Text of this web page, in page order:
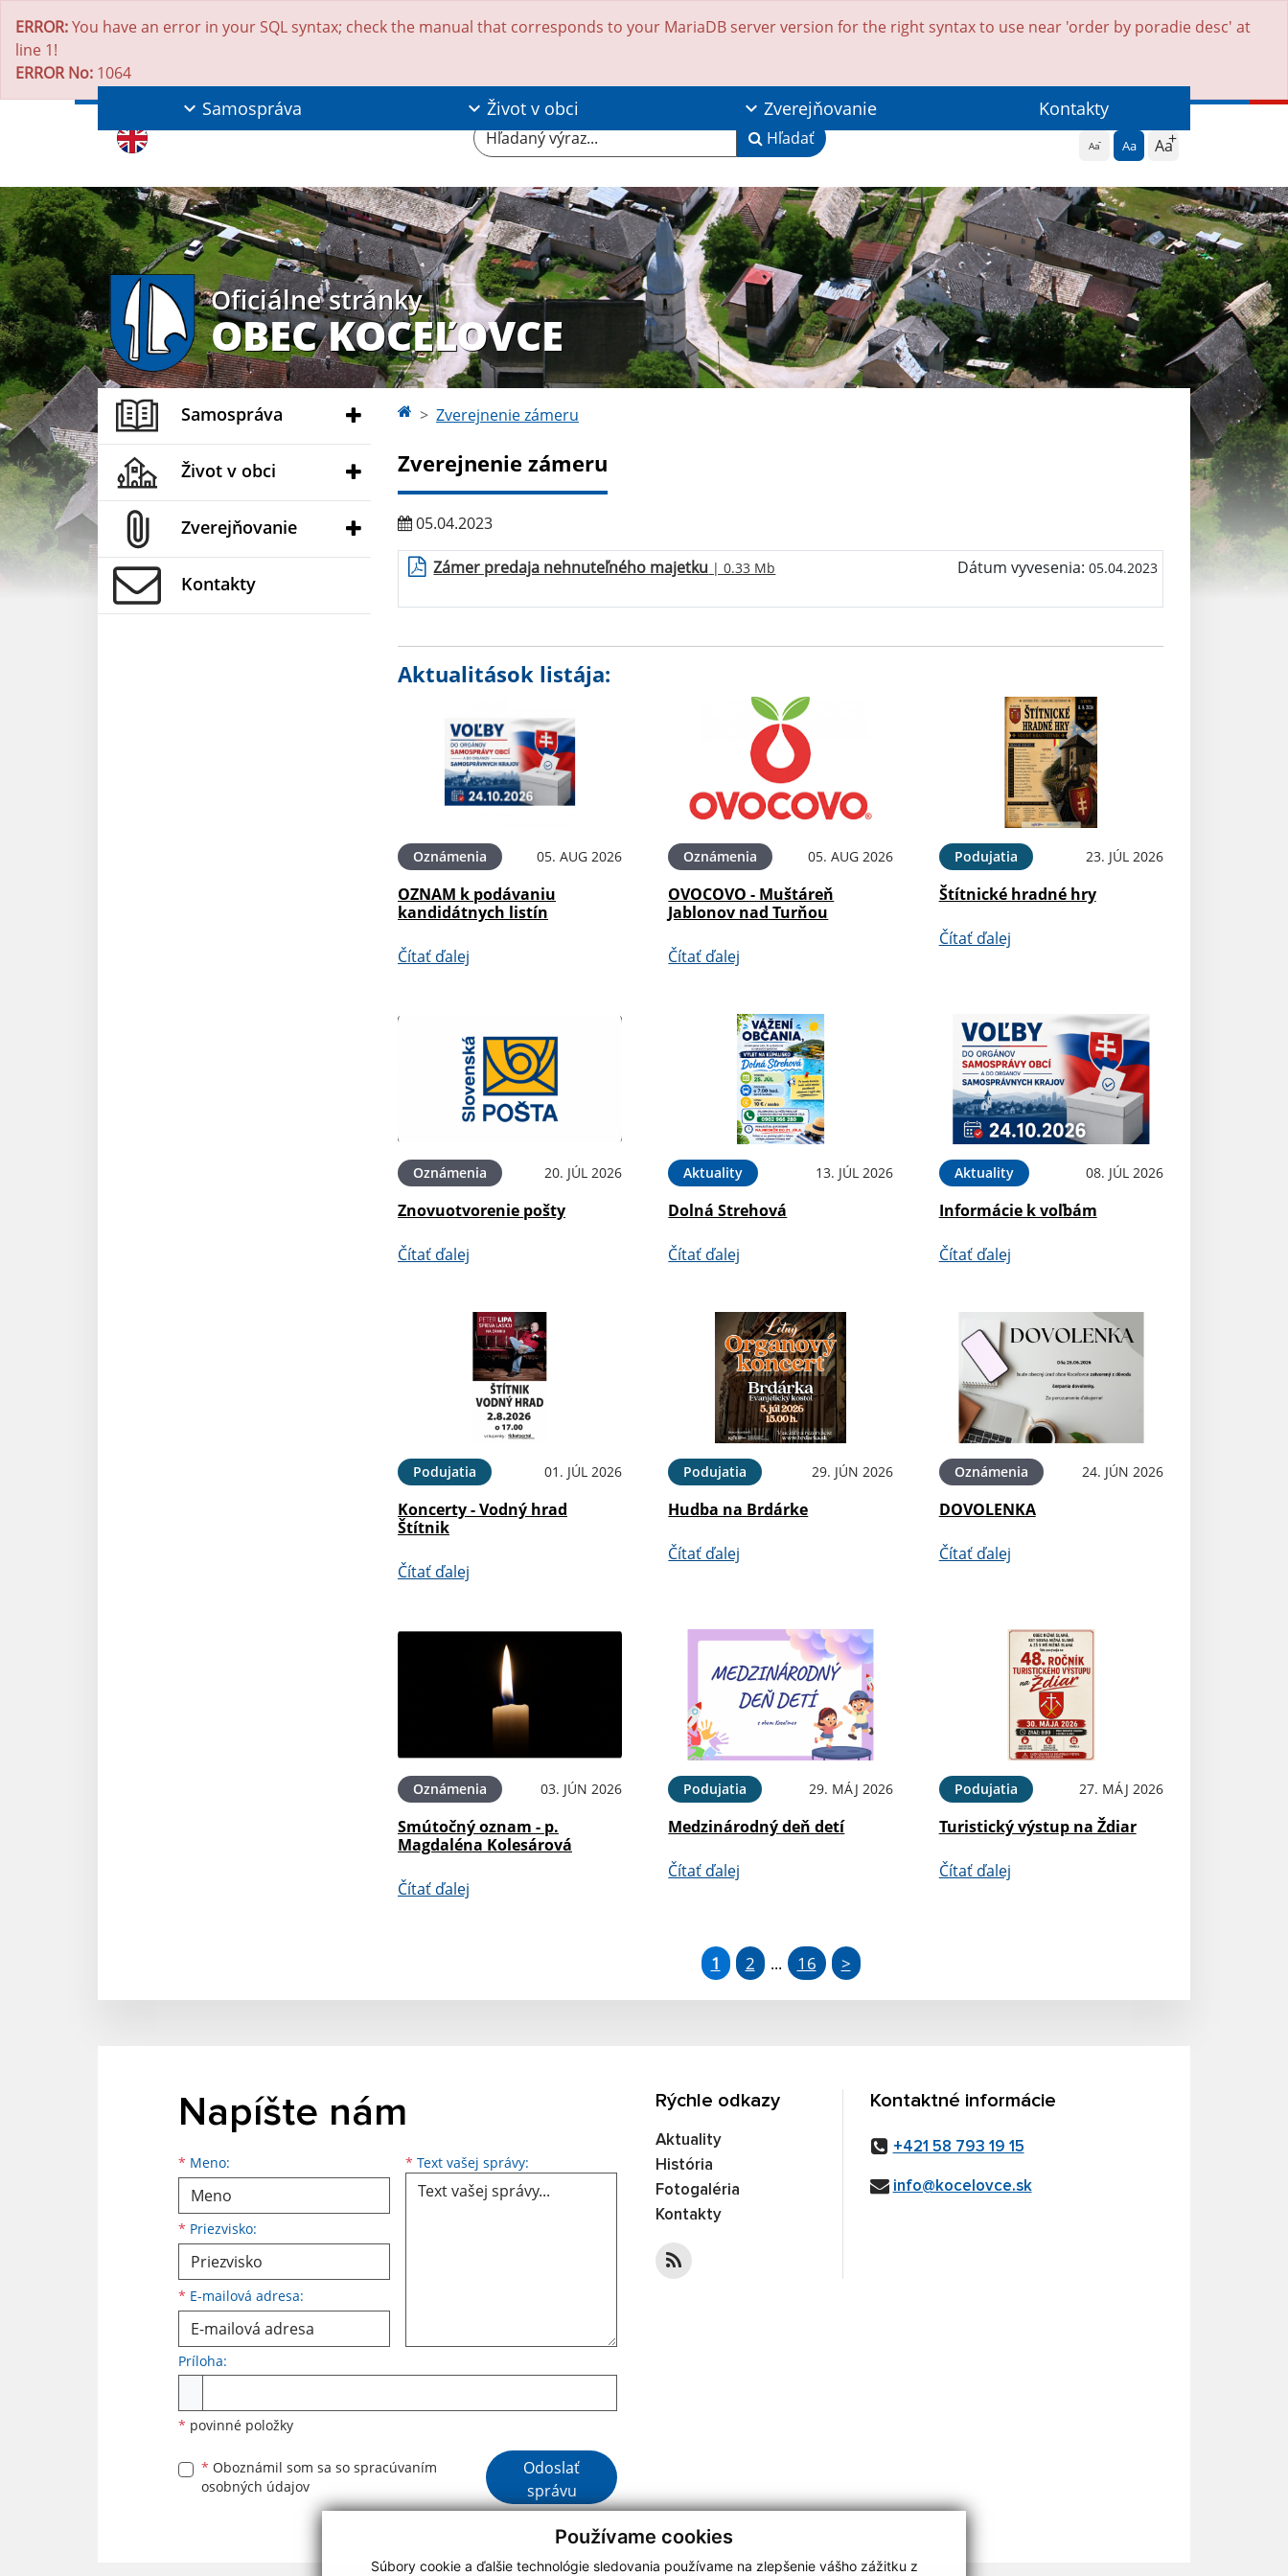
Používame cookies
Súbory cookie a ďalšie technológie sledovania používame na zlepšenie vášho zážitku z
ERROR:You have an error in your SQL syntax; check the manual that corresponds to your MariaDB server version for the right syntax to use near 'order by poradie desc' at
line 1!
ERROR No: 1064
Aa Aa Aa
Hľadaný výraz... Hľadať
Samospráva Život v obci Zverejňovanie Kontakty
Oficiálne stránky
OBEC KOCEĽOVCE
Samospráva
Život v obci
Zverejňovanie
Kontakty
Zverejnenie zámeru
Zverejnenie zámeru
05.04.2023
Zámer predaja nehnuteľného majetku | 0.33 Mb Dátum vyvesenia: 05.04.2023
Aktualitások listája:
Oznámenia 05. AUG 2026
OZNAM k podávaniu
kandidátnych listín
Čítať ďalej
Oznámenia 05. AUG 2026
OVOCOVO - Muštáreň
Jablonov nad Turňou
Čítať ďalej
Podujatia 23. JÚL 2026
Štítnické hradné hry
Čítať ďalej
Oznámenia 20. JÚL 2026
Znovuotvorenie pošty
Čítať ďalej
Aktuality 13. JÚL 2026
Dolná Strehová
Čítať ďalej
Aktuality 08. JÚL 2026
Informácie k voľbám
Čítať ďalej
Podujatia 01. JÚL 2026
Koncerty - Vodný hrad
Štítnik
Čítať ďalej
Podujatia 29. JÚN 2026
Hudba na Brdárke
Čítať ďalej
Oznámenia 24. JÚN 2026
DOVOLENKA
Čítať ďalej
Oznámenia 03. JÚN 2026
Smútočný oznam - p.
Magdaléna Kolesárová
Čítať ďalej
Podujatia 29. MÁJ 2026
Medzinárodný deň detí
Čítať ďalej
Podujatia 27. MÁJ 2026
Turistický výstup na Ždiar
Čítať ďalej
1 2 ... 16 >
Napíšte nám
* Meno:
Meno
* Priezvisko:
Priezvisko
* E-mailová adresa:
E-mailová adresa * Text vašej správy: Text vašej správy...
Príloha:
* povinné položky
* Oboznámil som sa so spracúvaním
osobných údajov
Google reCaptcha Response
Odoslať
správu
Rýchle odkazy
Aktuality
História
Fotogaléria
Kontakty
Kontaktné informácie
+421 58 793 19 15
info@kocelovce.sk